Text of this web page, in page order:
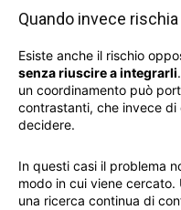
Quando invece
Esiste anche il rischio
senza riuscire a integrarli
un coordinamento può
contrastanti, che invece
decidere.
In questi casi il problema
modo in cui viene
una ricerca continua di